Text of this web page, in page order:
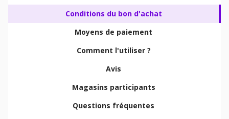
Conditions du bon d'achat
Moyens de paiement
Comment l'utiliser ?
Avis
Magasins participants
Questions fréquentes